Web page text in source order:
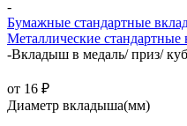
-
Бумажные стандартные
Металлические
-Вкладыш в медаль/ приз/
от 16 ₽
Диаметр вкладыша(мм)